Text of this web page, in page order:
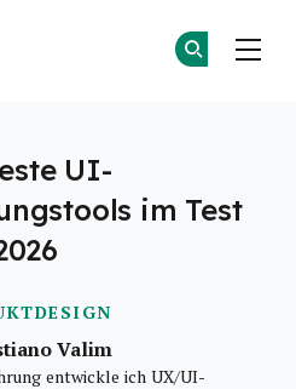
UI-
im Test
Valim
entwickle ich UX/UI-